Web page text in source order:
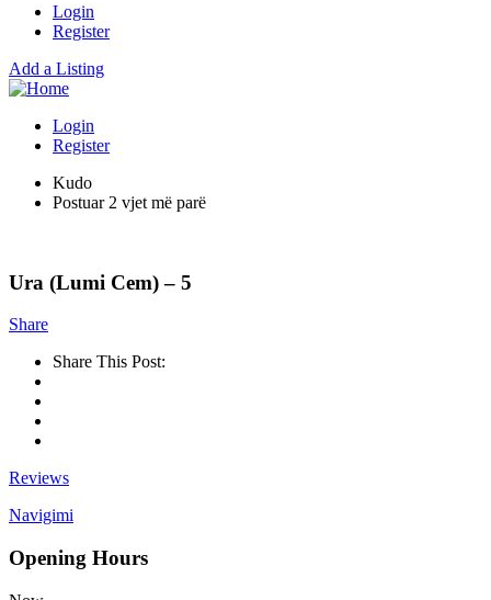
Login
Register
Add a Listing
Login
Register
Kudo
Postuar 2 vjet më parë
Ura (Lumi Cem) – 5
Share
Share This Post:
Reviews
Navigimi
Opening Hours